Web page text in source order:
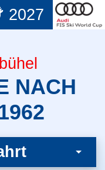
2027
NACH